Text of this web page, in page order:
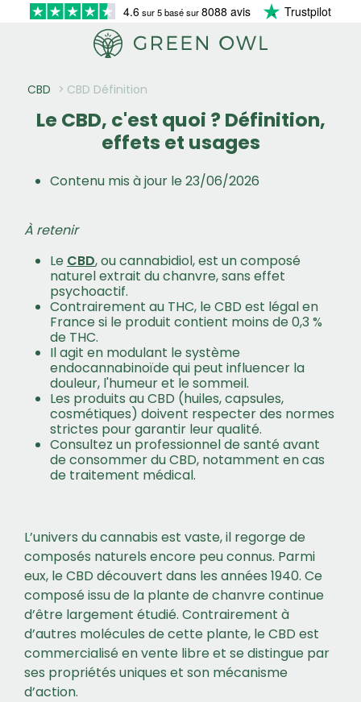
4.6sur 5 basé sur8088 avis Trustpilot
CBD CBD Définition
Le CBD, c'est quoi ? Définition,
effets et usages
Contenu mis à jour le 23/06/2026
À retenir
Le CBD, ou cannabidiol, est un composé
naturel extrait du chanvre, sans effet
psychoactif.
Contrairement au THC, le CBD est légal en
France si le produit contient moins de 0,3 %
de THC.
Il agit en modulant le système
endocannabinoïde qui peut influencer la
douleur, l'humeur et le sommeil.
Les produits au CBD (huiles, capsules,
cosmétiques) doivent respecter des normes
strictes pour garantir leur qualité.
Consultez un professionnel de santé avant
de consommer du CBD, notamment en cas
de traitement médical.
L’univers du cannabis est vaste, il regorge de
composés naturels encore peu connus. Parmi
eux, le CBD découvert dans les années 1940. Ce
composé issu de la plante de chanvre continue
d’être largement étudié. Contrairement à
d’autres molécules de cette plante, le CBD est
commercialisé en vente libre et se distingue par
ses propriétés uniques et son mécanisme
d’action.